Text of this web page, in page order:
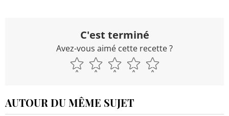
C'est terminé
Avez-vous aimé cette recette ?
AUTOUR DU MÊME SUJET